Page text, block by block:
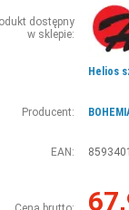
dostępny
w sklepie:
Helios
Producent:
EAN: